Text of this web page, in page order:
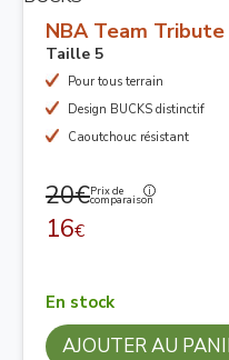
NBA Team Tribute
Taille 5
Pour tous terrain
Design BUCKS distinctif
Caoutchouc résistant
20€Prix de
comparaison
16€
En stock
AJOUTER AU